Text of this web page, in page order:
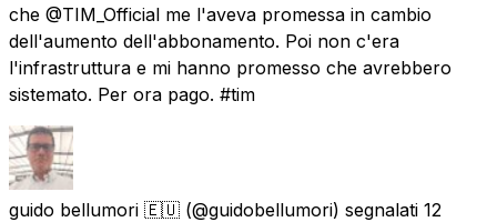
che @TIM_Official me l'aveva promessa in cambio
dell'aumento dell'abbonamento. Poi non c'era
l'infrastruttura e mi hanno promesso che avrebbero
sistemato. Per ora pago. #tim
guido bellumori 🇪🇺 (@guidobellumori) segnalati 12